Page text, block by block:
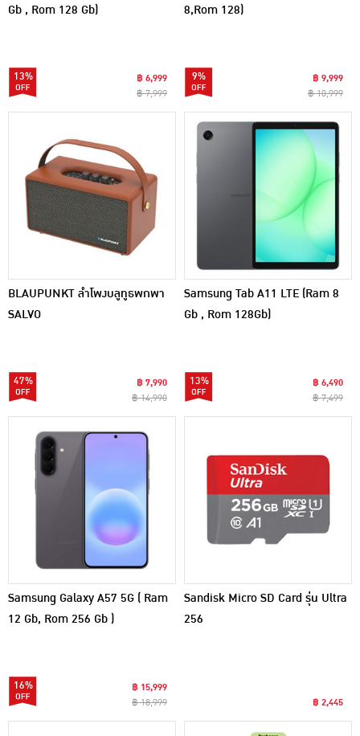
Gb , Rom 128 Gb)
13%
฿ 6,999
฿ 7,999
8,Rom 128)
9%
฿ 9,999
฿ 10,999
BLAUPUNKT ลำโพงบลูทูธพกพา
SALVO
47%
฿ 7,990
฿ 14,990
Samsung Tab A11 LTE (Ram 8
Gb , Rom 128Gb)
13%
฿ 6,490
฿ 7,499
Samsung Galaxy A57 5G ( Ram
12 Gb, Rom 256 Gb )
16%
฿ 15,999
฿ 18,999
Sandisk Micro SD Card รุ่น Ultra
256
฿ 2,445